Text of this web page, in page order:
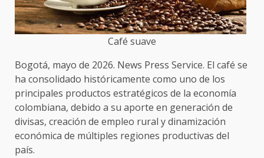
Café suave
Bogotá, mayo de 2026. News Press Service. El café se
ha consolidado históricamente como uno de los
principales productos estratégicos de la economía
colombiana, debido a su aporte en generación de
divisas, creación de empleo rural y dinamización
económica de múltiples regiones productivas del
país.